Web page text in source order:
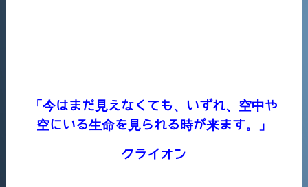
「今はまだ見えなくても、いずれ、空中や
空にいる生命を見られる時が来ます。」
クライオン